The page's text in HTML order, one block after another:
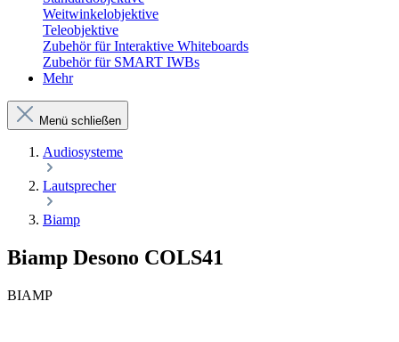
Weitwinkelobjektive
Teleobjektive
Zubehör für Interaktive Whiteboards
Zubehör für SMART IWBs
Mehr
Menü schließen
Audiosysteme
Lautsprecher
Biamp
Biamp Desono COLS41
BIAMP